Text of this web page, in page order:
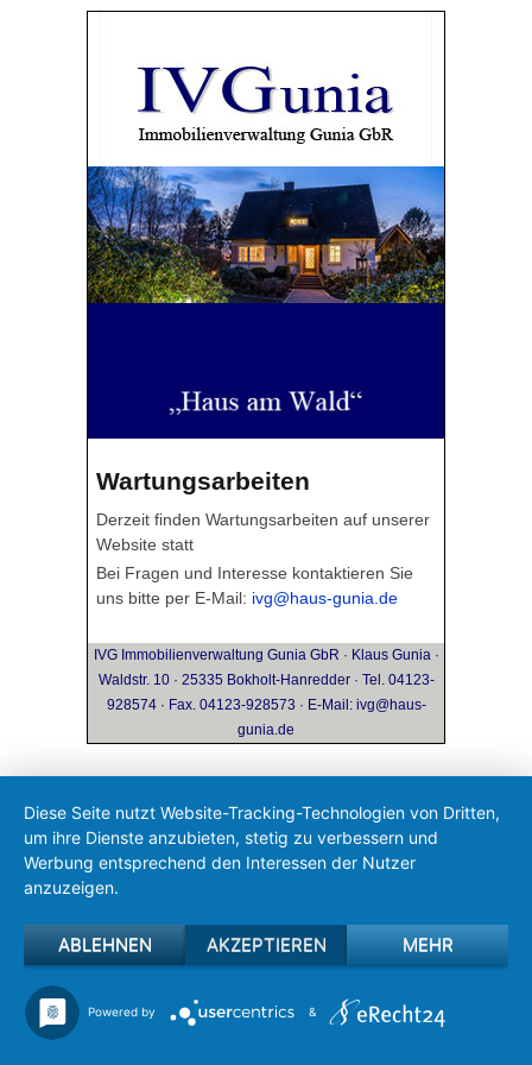
Wartungsarbeiten
Derzeit finden Wartungsarbeiten auf unserer
Website statt
Bei Fragen und Interesse kontaktieren Sie
uns bitte per E-Mail: ivg@haus-gunia.de
IVG Immobilienverwaltung Gunia GbR · Klaus Gunia ·
Waldstr. 10 · 25335 Bokholt-Hanredder · Tel. 04123-
928574 · Fax. 04123-928573 · E-Mail: ivg@haus-
gunia.de
Diese Seite nutzt Website-Tracking-Technologien von Dritten,
um ihre Dienste anzubieten, stetig zu verbessern und
Werbung entsprechend den Interessen der Nutzer
anzuzeigen.
ABLEHNEN AKZEPTIEREN MEHR
Powered by &